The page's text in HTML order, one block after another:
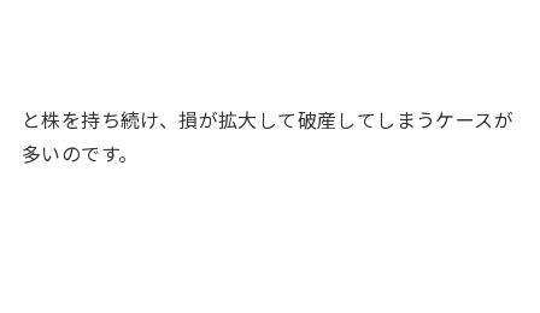
と株を持ち続け、損が拡大して破産してしまうケースが
多いのです。